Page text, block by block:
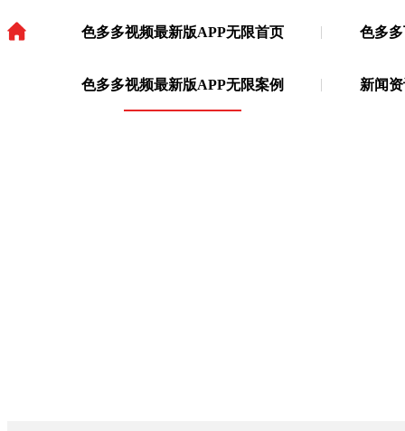
色多多视频最新版APP无限首页 色多
色多多视频最新版APP无限案例 新闻